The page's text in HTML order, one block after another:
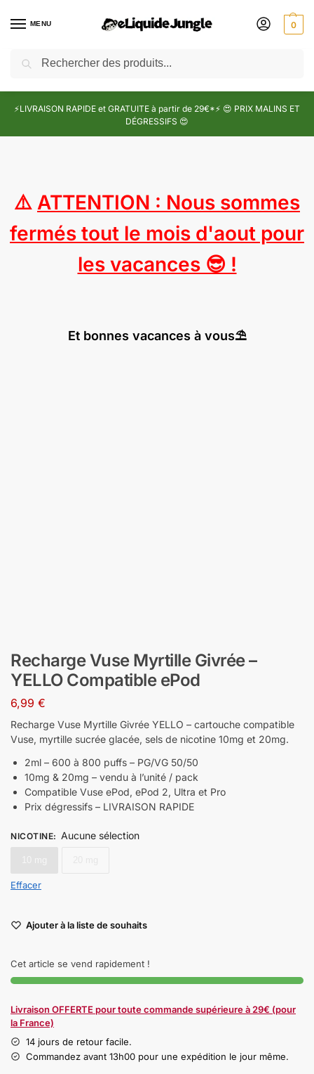
MENU 0
⚡LIVRAISON RAPIDE et GRATUITE à partir de 29€*⚡ 😍 PRIX MALINS ET
DÉGRESSIFS 😍
⚠️ ATTENTION : Nous sommes
fermés tout le mois d'aout pour
les vacances 😎 !
Et bonnes vacances à vous⛱️
Recharge Vuse Myrtille Givrée –
YELLO Compatible ePod
6,99 €
Recharge Vuse Myrtille Givrée YELLO – cartouche compatible
Vuse, myrtille sucrée glacée, sels de nicotine 10mg et 20mg.
2ml – 600 à 800 puffs – PG/VG 50/50
10mg & 20mg – vendu à l’unité / pack
Compatible Vuse ePod, ePod 2, Ultra et Pro
Prix dégressifs – LIVRAISON RAPIDE
NICOTINE: Aucune sélection
Effacer
Ajouter à la liste de souhaits
Cet article se vend rapidement !
Livraison OFFERTE pour toute commande supérieure à 29€ (pour
la France)
14 jours de retour facile.
Commandez avant 13h00 pour une expédition le jour même.